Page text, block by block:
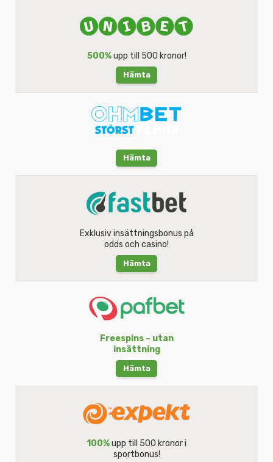
500%upp till 500 kronor!
Hämta
Hämta
Exklusiv insättningsbonus på
odds och casino!
Hämta
Freespins – utan
insättning
Hämta
100%upp till 500 kronor i
sportbonus!